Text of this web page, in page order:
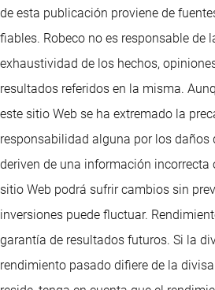
de esta publicación proviene de
fiables. Robeco no es responsable de
exhaustividad de los hechos,
resultados referidos en la misma.
este sitio Web se ha extremado la
responsabilidad alguna por los daños
deriven de una información incorrecta
sitio Web podrá sufrir cambios sin
inversiones puede fluctuar.
garantía de resultados futuros. Si la
rendimiento pasado difiere de la